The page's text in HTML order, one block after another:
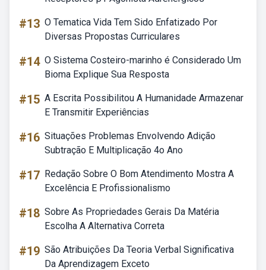
#13 O Tematica Vida Tem Sido Enfatizado Por
Diversas Propostas Curriculares
#14 O Sistema Costeiro-marinho é Considerado Um
Bioma Explique Sua Resposta
#15 A Escrita Possibilitou A Humanidade Armazenar
E Transmitir Experiências
#16 Situações Problemas Envolvendo Adição
Subtração E Multiplicação 4o Ano
#17 Redação Sobre O Bom Atendimento Mostra A
Excelência E Profissionalismo
#18 Sobre As Propriedades Gerais Da Matéria
Escolha A Alternativa Correta
#19 São Atribuições Da Teoria Verbal Significativa
Da Aprendizagem Exceto